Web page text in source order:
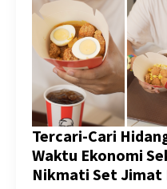
Tercari-Cari
Waktu Ekonomi
Nikmati Set Jimat